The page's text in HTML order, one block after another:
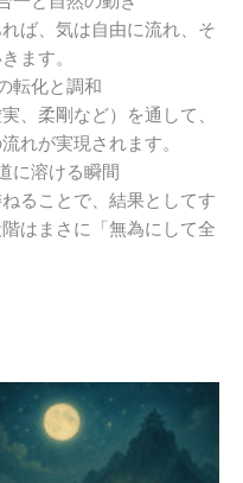
ば、気は自由に流れ、そ
ます。
転化と調和
、柔剛など）を通して、
れが実現されます。
に溶ける瞬間
ることで、結果としてす
はまさに「無為にして全